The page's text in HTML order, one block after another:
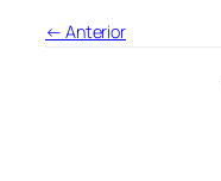
← Anterior